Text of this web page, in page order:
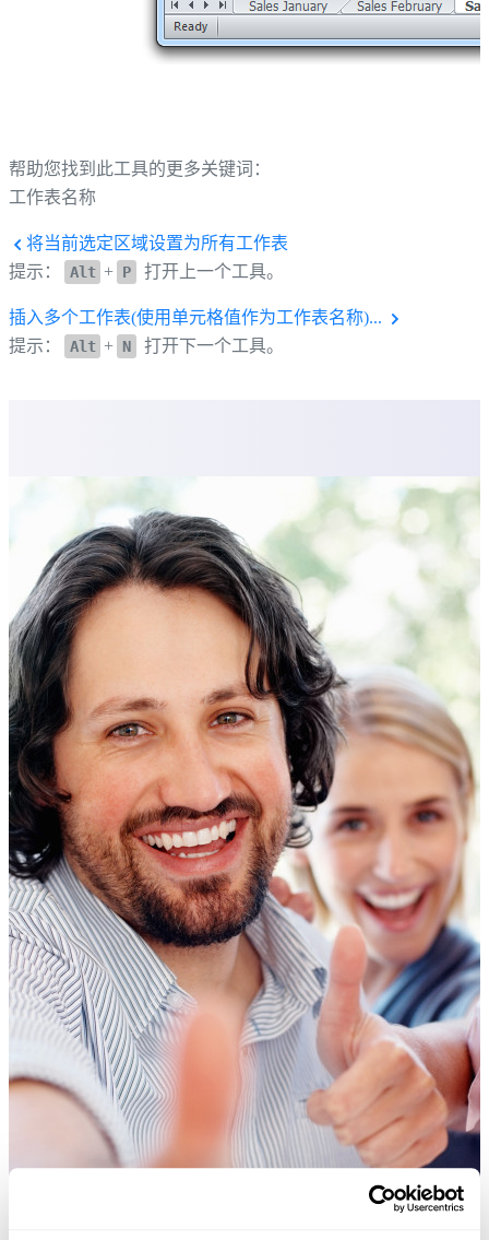
帮助您找到此工具的更多关键词：
工作表名称
将当前选定区域设置为所有工作表
提示：
Alt + P 打开上一个工具。
插入多个工作表(使用单元格值作为工作表名称)...
提示：
Alt + N 打开下一个工具。